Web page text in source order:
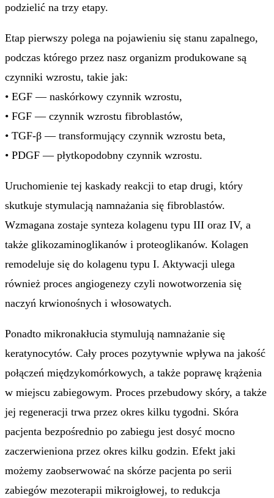
podzielić na trzy etapy.
Etap pierwszy polega na pojawieniu się stanu zapalnego,
podczas którego przez nasz organizm produkowane są
czynniki wzrostu, takie jak:
• EGF — naskórkowy czynnik wzrostu,
• FGF — czynnik wzrostu fibroblastów,
• TGF-β — transformujący czynnik wzrostu beta,
• PDGF — płytkopodobny czynnik wzrostu.
Uruchomienie tej kaskady reakcji to etap drugi, który
skutkuje stymulacją namnażania się fibroblastów.
Wzmagana zostaje synteza kolagenu typu III oraz IV, a
także glikozaminoglikanów i proteoglikanów. Kolagen
remodeluje się do kolagenu typu I. Aktywacji ulega
również proces angiogenezy czyli nowotworzenia się
naczyń krwionośnych i włosowatych.
Ponadto mikronakłucia stymulują namnażanie się
keratynocytów. Cały proces pozytywnie wpływa na jakość
połączeń międzykomórkowych, a także poprawę krążenia
w miejscu zabiegowym. Proces przebudowy skóry, a także
jej regeneracji trwa przez okres kilku tygodni. Skóra
pacjenta bezpośrednio po zabiegu jest dosyć mocno
zaczerwieniona przez okres kilku godzin. Efekt jaki
możemy zaobserwować na skórze pacjenta po serii
zabiegów mezoterapii mikroigłowej, to redukcja